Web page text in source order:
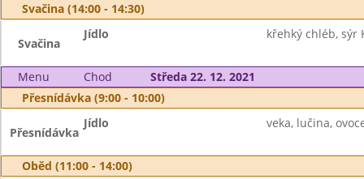
Svačina (14:00 - 14:30)
Svačina
Jídlo křehký chléb, sýr
Menu Chod
Středa 22. 12. 2021
Přesnídávka (9:00 - 10:00)
Přesnídávka
Jídlo veka, lučina,
Oběd (11:00 - 14:00)